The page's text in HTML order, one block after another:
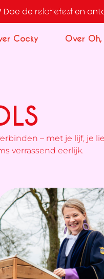
Doe de relatietest en
Cocky Over Oh,
– met je lijf, je
verrassend eerlijk.